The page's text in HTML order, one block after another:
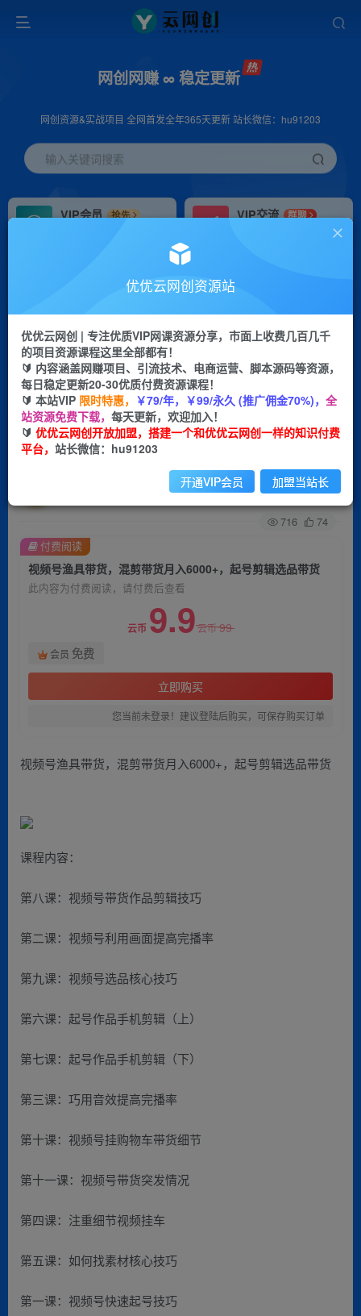
网创网赚 ∞ 稳定更新
网创资源&实战项目 全网首发全年365天更新 站长微信：hu91203
输入关键词搜索
VIP会员
抢先
VIP交流
群聊
研究探讨更多创业项目路子。
会员专属推广链接
挂机 项目
脚本卡密
APP下载
GO
首页 创业课程 会员免费 正文
视频号渔具带货，混剪带货月入6000+，起号剪辑
选品带货
关注 私信
716 74
视频号渔具带货，混剪带货月入6000+，起号剪辑选品带货
此内容为付费阅读，请付费后查看
云币 9.9云币99
会员 免费
立即购买
您当前未登录！建议登陆后购买，可保存购买订单
付费阅读
视频号渔具带货，混剪带货月入6000+，起号剪辑选品带货
课程内容：
第八课：视频号带货作品剪辑技巧
第二课：视频号利用画面提高完播率
第九课：视频号选品核心技巧
第六课：起号作品手机剪辑（上）
第七课：起号作品手机剪辑（下）
第三课：巧用音效提高完播率
第十课：视频号挂购物车带货细节
第十一课：视频号带货突发情况
第四课：注重细节视频挂车
第五课：如何找素材核心技巧
第一课：视频号快速起号技巧
优优云网创资源站
优优云网创 | 专注优质VIP网课资源分享，市面上收费几百几千
的项目资源课程这里全部都有！
🔰 内容涵盖网赚项目、引流技术、电商运营、脚本源码等资源，
每日稳定更新20-30优质付费资源课程！
🔰 本站VIP 限时特惠， ￥79/年，￥99/永久 (推广佣金70%)， 全
站资源免费下载， 每天更新，欢迎加入！
🔰 优优云网创开放加盟，搭建一个和优优云网创一样的知识付费
平台， 站长微信：hu91203
开通VIP会员 加盟当站长